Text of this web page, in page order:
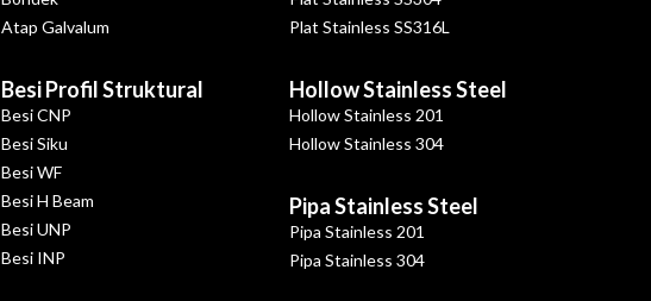
Atap Galvalum
Besi Profil Struktural
Besi CNP
Besi Siku
Besi WF
Besi H Beam
Besi UNP
Besi INP
Plat Stainless SS316L
Hollow Stainless Steel
Hollow Stainless 201
Hollow Stainless 304
Pipa Stainless Steel
Pipa Stainless 201
Pipa Stainless 304